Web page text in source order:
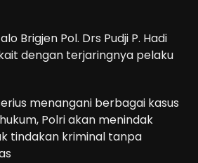
Brigjen Pol. Drs Pudji P. Hadi
dengan terjaringnya pelaku
menangani berbagai kasus
Polri akan menindak
tindakan kriminal tanpa